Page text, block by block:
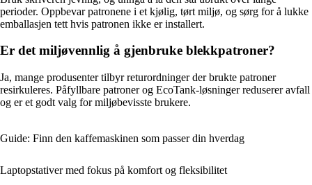
perioder. Oppbevar patronene i et kjølig, tørt miljø, og sørg for å lukke
emballasjen tett hvis patronen ikke er installert.
Er det miljøvennlig å gjenbruke blekkpatroner?
Ja, mange produsenter tilbyr returordninger der brukte patroner
resirkuleres. Påfyllbare patroner og EcoTank-løsninger reduserer avfall
og er et godt valg for miljøbevisste brukere.
Guide: Finn den kaffemaskinen som passer din hverdag
Laptopstativer med fokus på komfort og fleksibilitet